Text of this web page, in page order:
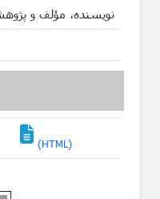
نویسنده، مؤلف و
(HTML)